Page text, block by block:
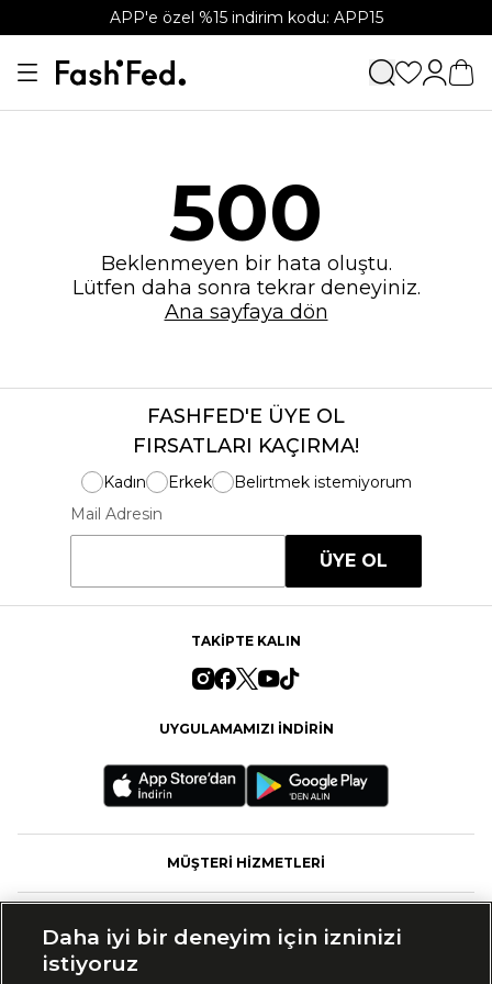
APP'e özel %15 indirim kodu: APP15
500
Beklenmeyen bir hata oluştu.
Lütfen daha sonra tekrar deneyiniz.
Ana sayfaya dön
FASHFED'E ÜYE OL
FIRSATLARI KAÇIRMA!
Kadın Erkek
Belirtmek istemiyorum
Mail Adresin
ÜYE OL
TAKİPTE KALIN
UYGULAMAMIZI İNDİRİN
MÜŞTERİ HİZMETLERİ
Daha iyi bir deneyim için izninizi
istiyoruz